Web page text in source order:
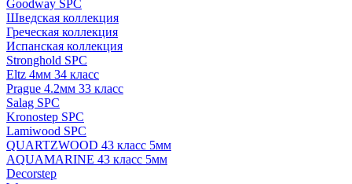
Goodway SPC
Шведская коллекция
Греческая коллекция
Испанская коллекция
Stronghold SPC
Eltz 4мм 34 класс
Prague 4.2мм 33 класс
Salag SPC
Kronostep SPC
Lamiwood SPC
QUARTZWOOD 43 класс 5мм
AQUAMARINE 43 класс 5мм
Decorstep